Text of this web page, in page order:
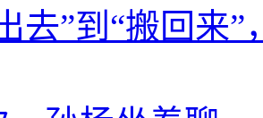
去”到“搬回来